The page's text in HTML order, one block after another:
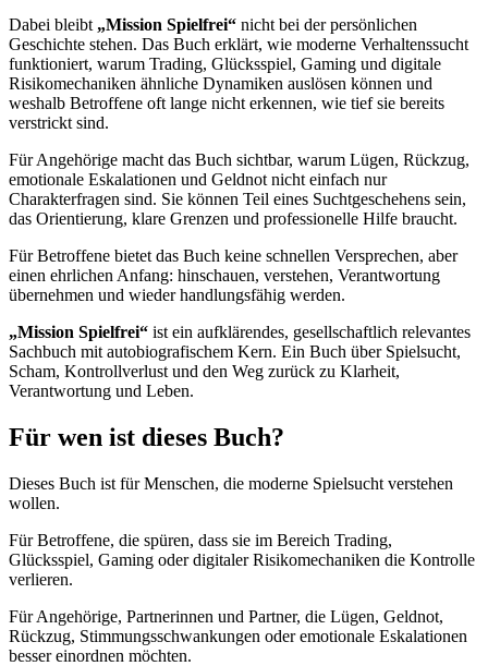
Dabei bleibt „Mission Spielfrei“ nicht bei der persönlichen
Geschichte stehen. Das Buch erklärt, wie moderne Verhaltenssucht
funktioniert, warum Trading, Glücksspiel, Gaming und digitale
Risikomechaniken ähnliche Dynamiken auslösen können und
weshalb Betroffene oft lange nicht erkennen, wie tief sie bereits
verstrickt sind.
Für Angehörige macht das Buch sichtbar, warum Lügen, Rückzug,
emotionale Eskalationen und Geldnot nicht einfach nur
Charakterfragen sind. Sie können Teil eines Suchtgeschehens sein,
das Orientierung, klare Grenzen und professionelle Hilfe braucht.
Für Betroffene bietet das Buch keine schnellen Versprechen, aber
einen ehrlichen Anfang: hinschauen, verstehen, Verantwortung
übernehmen und wieder handlungsfähig werden.
„Mission Spielfrei“ ist ein aufklärendes, gesellschaftlich relevantes
Sachbuch mit autobiografischem Kern. Ein Buch über Spielsucht,
Scham, Kontrollverlust und den Weg zurück zu Klarheit,
Verantwortung und Leben.
Für wen ist dieses Buch?
Dieses Buch ist für Menschen, die moderne Spielsucht verstehen
wollen.
Für Betroffene, die spüren, dass sie im Bereich Trading,
Glücksspiel, Gaming oder digitaler Risikomechaniken die Kontrolle
verlieren.
Für Angehörige, Partnerinnen und Partner, die Lügen, Geldnot,
Rückzug, Stimmungsschwankungen oder emotionale Eskalationen
besser einordnen möchten.